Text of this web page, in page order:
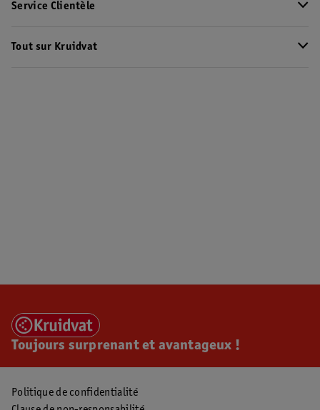
Service Clientèle
Tout sur Kruidvat
Toujours surprenant et avantageux !
Politique de confidentialité